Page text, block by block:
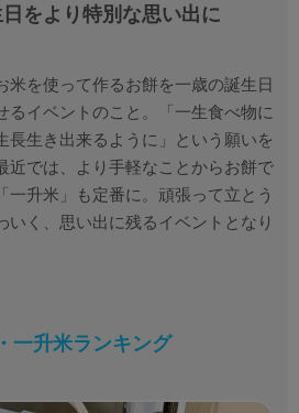
をより特別な思い出に
米を使って作るお餅を一歳の誕生日
るイベントのこと。「一生食べ物に
長生き出来るように」という願いを
近では、より手軽なことからお餅で
一升米」も定番に。頑張って立とう
いく、思い出に残るイベントとなり
一升米ランキング